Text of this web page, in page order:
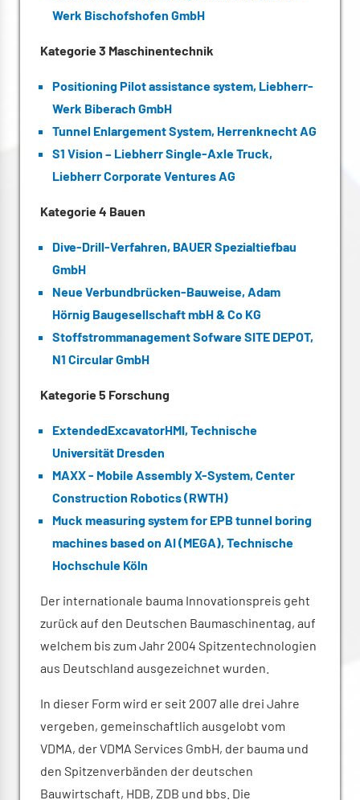
Werk Bischofshofen GmbH
Kategorie 3 Maschinentechnik
Positioning Pilot assistance system, Liebherr-
Werk Biberach GmbH
Tunnel Enlargement System, Herrenknecht AG
S1 Vision – Liebherr Single-Axle Truck,
Liebherr Corporate Ventures AG
Kategorie 4 Bauen
Dive-Drill-Verfahren, BAUER Spezialtiefbau
GmbH
Neue Verbundbrücken-Bauweise, Adam
Hörnig Baugesellschaft mbH & Co KG
Stoffstrommanagement Sofware SITE DEPOT,
N1 Circular GmbH
Kategorie 5 Forschung
ExtendedExcavatorHMI, Technische
Universität Dresden
MAXX - Mobile Assembly X-System, Center
Construction Robotics (RWTH)
Muck measuring system for EPB tunnel boring
machines based on AI (MEGA), Technische
Hochschule Köln
Der internationale bauma Innovationspreis geht
zurück auf den Deutschen Baumaschinentag, auf
welchem bis zum Jahr 2004 Spitzentechnologien
aus Deutschland ausgezeichnet wurden.
In dieser Form wird er seit 2007 alle drei Jahre
vergeben, gemeinschaftlich ausgelobt vom
VDMA, der VDMA Services GmbH, der bauma und
den Spitzenverbänden der deutschen
Bauwirtschaft, HDB, ZDB und bbs. Die